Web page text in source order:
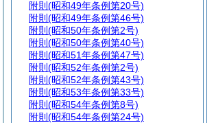
附則 (昭和49年条例第20号)
附則 (昭和49年条例第46号)
附則 (昭和50年条例第2号)
附則 (昭和50年条例第40号)
附則 (昭和51年条例第47号)
附則 (昭和52年条例第2号)
附則 (昭和52年条例第43号)
附則 (昭和53年条例第33号)
附則 (昭和54年条例第8号)
附則 (昭和54年条例第24号)